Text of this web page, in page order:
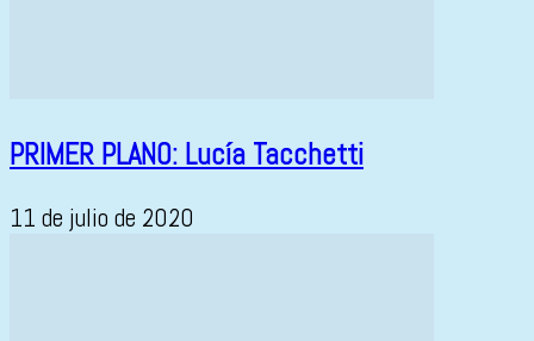
PRIMER PLANO: Lucía Tacchetti
11 de julio de 2020